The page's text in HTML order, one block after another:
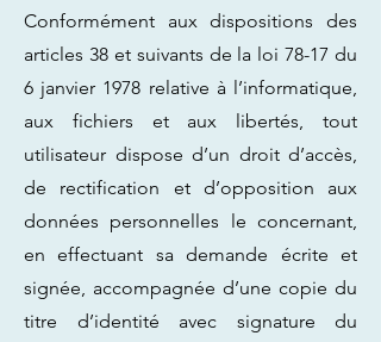
Conformément aux dispositions des
articles 38 et suivants de la loi 78-17 du
6 janvier 1978 relative à l’informatique,
aux fichiers et aux libertés, tout
utilisateur dispose d’un droit d’accès,
de rectification et d’opposition aux
données personnelles le concernant,
en effectuant sa demande écrite et
signée, accompagnée d’une copie du
titre d’identité avec signature du